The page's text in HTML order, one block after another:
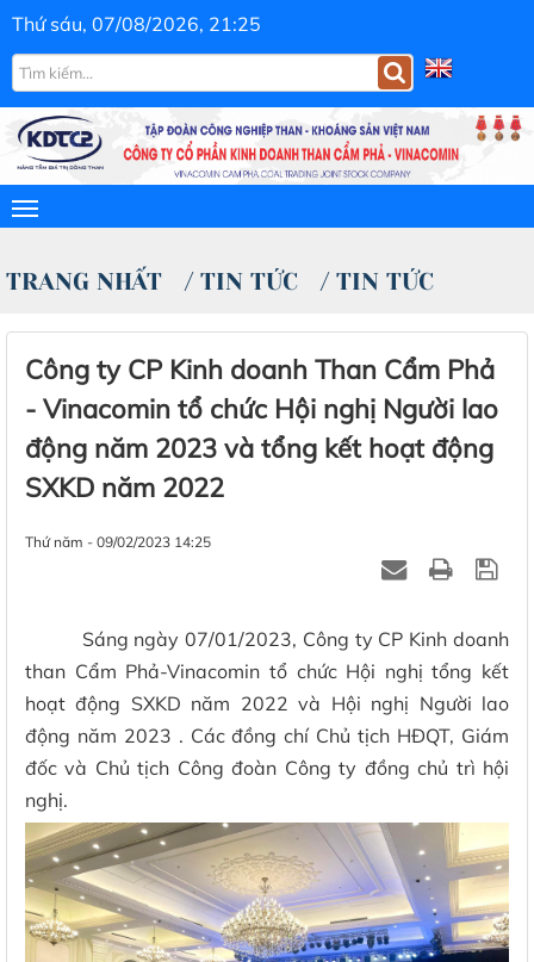
Thứ sáu, 07/08/2026, 21:25
TRANG NHẤT / TIN TỨC / TIN TỨC
Công ty CP Kinh doanh Than Cẩm Phả
- Vinacomin tổ chức Hội nghị Người lao
động năm 2023 và tổng kết hoạt động
SXKD năm 2022
Thứ năm - 09/02/2023 14:25
Sáng ngày 07/01/2023, Công ty CP Kinh doanh
than Cẩm Phả-Vinacomin tổ chức Hội nghị tổng kết
hoạt động SXKD năm 2022 và Hội nghị Người lao
động năm 2023 . Các đồng chí Chủ tịch HĐQT, Giám
đốc và Chủ tịch Công đoàn Công ty đồng chủ trì hội
nghị.